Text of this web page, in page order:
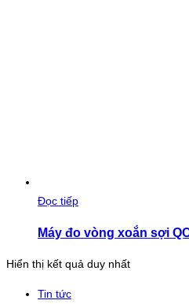
Đọc tiếp
Máy đo vòng xoắn sợi
Hiển thị kết quả duy nhất
Tin tức